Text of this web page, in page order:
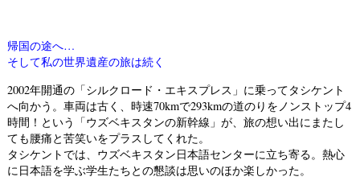
帰国の途へ…
そして私の世界遺産の旅は続く
2002年開通の「シルクロード・エキスプレス」に乗ってタシケント
へ向かう。車両は古く、時速70kmで293kmの道のりをノンストップ4
時間！という「ウズベキスタンの新幹線」が、旅の想い出にまたし
ても腰痛と苦笑いをプラスしてくれた。
タシケントでは、ウズベキスタン日本語センターに立ち寄る。熱心
に日本語を学ぶ学生たちとの懇談は思いのほか楽しかった。